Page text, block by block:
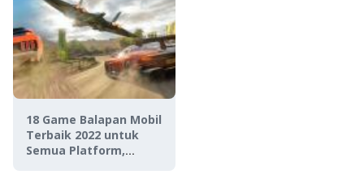
18 Game Balapan Mobil
Terbaik 2022 untuk
Semua Platform,